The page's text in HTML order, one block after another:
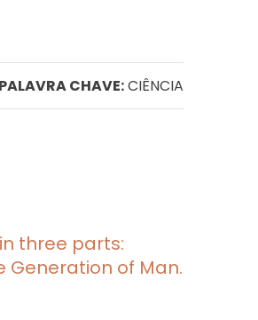
CHAVE:CIÊNCIA
in three parts:
Generation of Man.